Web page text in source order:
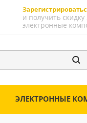
и получить скидку
электронные
ЭЛЕКТРОННЫЕ